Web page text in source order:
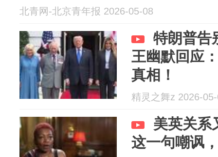
北青网-北京青年报 2026-05-08
特朗普告
王幽默回应
真相！
精灵之舞z 2026-
美英关系
这一句嘲讽